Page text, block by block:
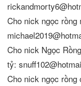
Cho nick ngọc rồng
Cho nick Ngọc
tỷ:
Cho nick ngọc rồng